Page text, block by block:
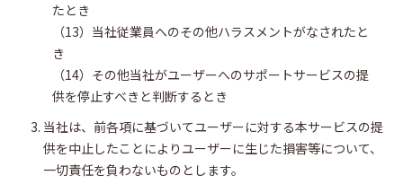
たとき
（13）当社従業員へのその他ハラスメントがなされたと
き
（14）その他当社がユーザーへのサポートサービスの提
供を停止すべきと判断するとき
当社は、前各項に基づいてユーザーに対する本サービスの提
供を中止したことによりユーザーに生じた損害等について、
一切責任を負わないものとします。